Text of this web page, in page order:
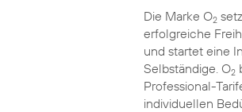
Die Marke O2
erfolgreiche
und startet eine
Selbständige. O2
Professional-
individuellen